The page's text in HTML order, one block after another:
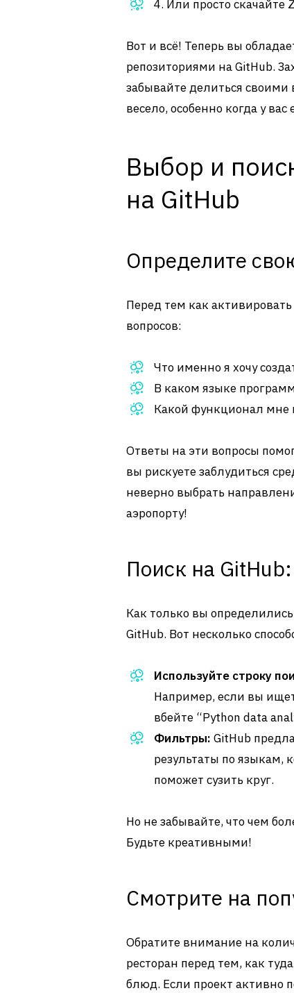
4. Или просто скачайте
Вот и всё! Теперь вы
репозиториями на GitHub.
забывайте делиться
весело, особенно когда у вас
Выбор и
на GitHub
Определите
Перед тем как
вопросов:
Что именно я хочу
В каком языке
Какой функционал мне
Ответы на эти вопросы
вы рискуете заблудиться
неверно выбрать
аэропорту!
Поиск на
Как только вы
GitHub. Вот несколько
Используйте строку
Например, если вы
вбейте “Python data
Фильтры: GitHub
результаты по языкам,
поможет сузить круг.
Но не забывайте, что чем
Будьте креативными!
Смотрите на
Обратите внимание на
ресторан перед тем, как
блюд. Если проект активно